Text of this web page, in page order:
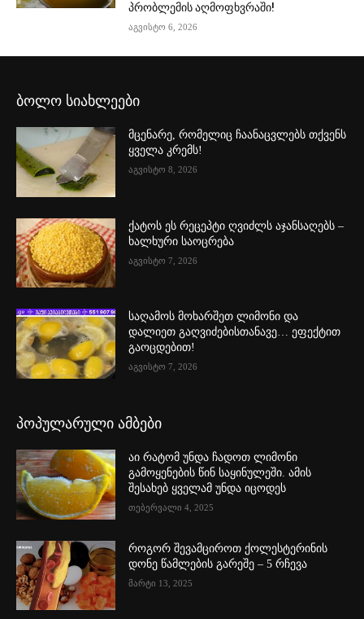
პრობლემის აღმოფხვრაში!
აგვისტო 6, 2026
ბოლო სიახლეები
მცენარე, რომელიც ჩაანაცვლებს თქვენს
ყველა კრემს!
აგვისტო 8, 2026
ქატოს ეს რეცეპტი ღვიძლს აჯანსაღებს –
ხალხური საოცრება
აგვისტო 7, 2026
საღამოს მოხარშეთ ლიმონი და
დალიეთ გაღვიძებისთანავე… ეფექტით
გაოცდებით!
აგვისტო 7, 2026
პოპულარული ამბები
აი რატომ უნდა ჩადოთ ლიმონი
გამოყენების წინ საყინულეში. ამის
შესახებ ყველამ უნდა იცოდეს
თებერვალი 4, 2025
როგორ შევამციროთ ქოლესტერინის
დონე წამლების გარეშე – 5 რჩევა
მარტი 13, 2025